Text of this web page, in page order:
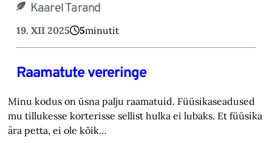
Kaarel Tarand
19. XII 2025 5minutit
Raamatute vereringe
Minu kodus on üsna palju raamatuid. Füüsikaseadused
mu tillukesse korterisse sellist hulka ei lubaks. Et füüsika
ära petta, ei ole kõik…